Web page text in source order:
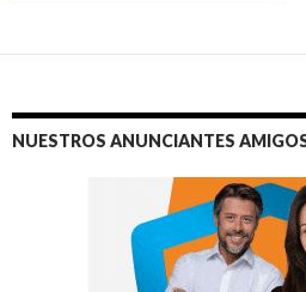
NUESTROS ANUNCIANTES